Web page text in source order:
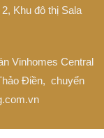
2, Khu đô thị Sala
Vinhomes Central
Điền, chuyển